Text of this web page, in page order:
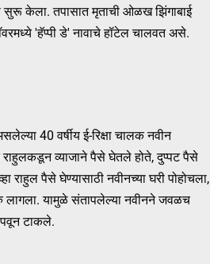
सुरू केला. तपासात मृताची ओळख झिंगाबाई
'हॅप्पी डे' नावाचे हॉटेल चालवत असे.
40 वर्षीय ई-रिक्षा चालक नवीन
राहुलकडून व्याजाने पैसे घेतले होते, दुप्पट पैसे
पैसे घेण्यासाठी नवीनच्या घरी पोहोचला,
लागला. यामुळे संतापलेल्या नवीनने जवळच
टाकले.